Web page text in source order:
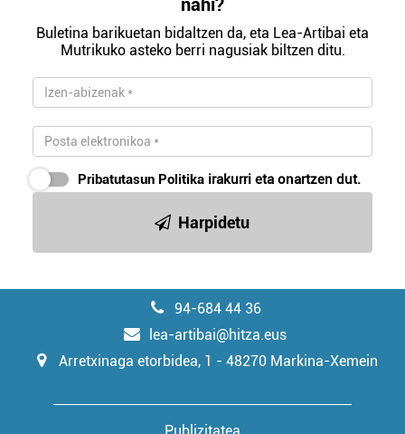
nahi?
Buletina barikuetan bidaltzen da, eta Lea-Artibai eta
Mutrikuko asteko berri nagusiak biltzen ditu.
Pribatutasun Politika irakurri eta onartzen dut.
Harpidetu
94-684 44 36
lea-artibai@hitza.eus
Arretxinaga etorbidea, 1 - 48270 Markina-Xemein